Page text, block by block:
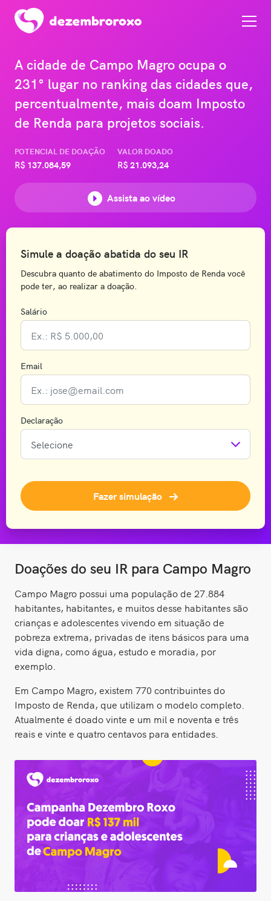
Doações do seu IR para Campo Magro
Campo Magro possui uma população de 27.884
habitantes, habitantes, e muitos desse habitantes são
crianças e adolescentes vivendo em situação de
pobreza extrema, privadas de itens básicos para uma
vida digna, como água, estudo e moradia, por
exemplo.
Em Campo Magro, existem 770 contribuintes do
Imposto de Renda, que utilizam o modelo completo.
Atualmente é doado vinte e um mil e noventa e três
reais e vinte e quatro centavos para entidades.
A cidade de Campo Magro ocupa o
231° lugar no ranking das cidades que,
percentualmente, mais doam Imposto
de Renda para projetos sociais.
POTENCIAL DE DOAÇÃO
R$ 137.084,59
VALOR DOADO
R$21.093,24
Assista ao vídeo
Simule a doação abatida do seu IR
Descubra quanto de abatimento do Imposto de Renda você
pode ter, ao realizar a doação.
Salário
Email
Declaração
Fazer simulação